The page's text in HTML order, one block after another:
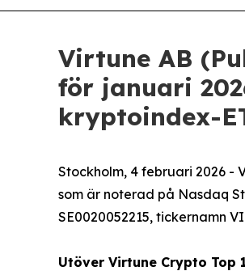
Virtune AB
för januari
kryptoindex-
Stockholm, 4 februari 2026 -
som är noterad på Nasdaq
SE0020052215, tickernamn
Utöver Virtune Crypto